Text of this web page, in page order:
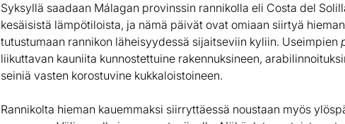
Syksyllä saadaan Málagan provinssin rannikolla eli Costa del
kesäisistä lämpötiloista, ja nämä päivät ovat omiaan siirtyä
tutustumaan rannikon läheisyydessä sijaitseviin kyliin. Useimpien
liikuttavan kauniita kunnostettuine rakennuksineen,
seiniä vasten korostuvine kukkaloistoineen.
Rannikolta hieman kauemmaksi siirryttäessä noustaan myös